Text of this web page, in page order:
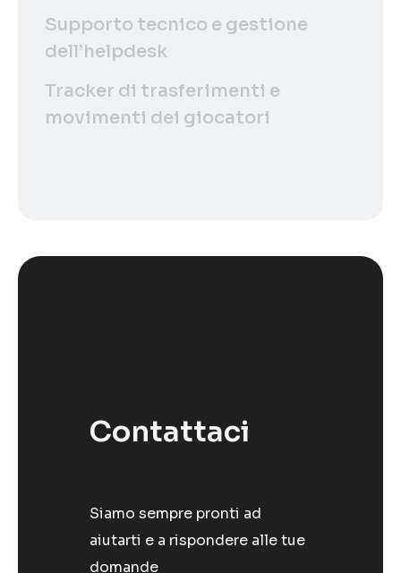
Supporto tecnico e gestione
dell’helpdesk
Tracker di trasferimenti e
movimenti dei giocatori
Contattaci
Siamo sempre pronti ad
aiutarti e a rispondere alle tue
domande